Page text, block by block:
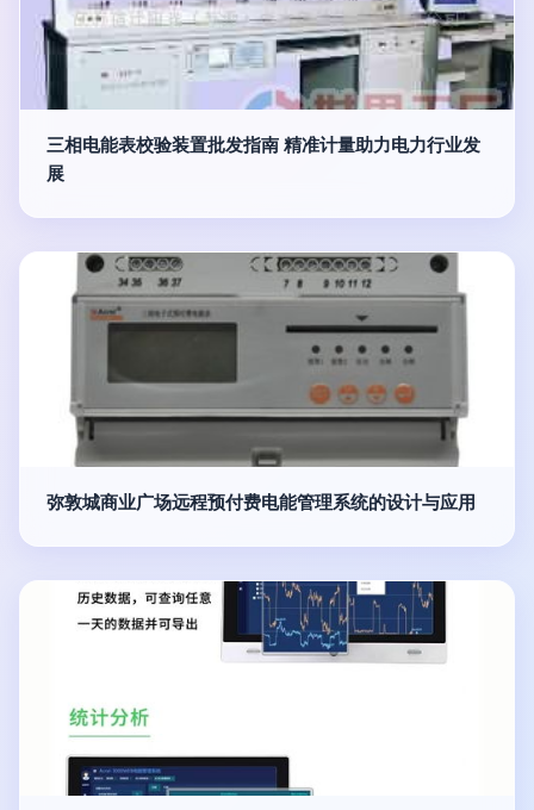
三相电能表校验装置批发指南 精准计量助力电力行业发
展
弥敦城商业广场远程预付费电能管理系统的设计与应用